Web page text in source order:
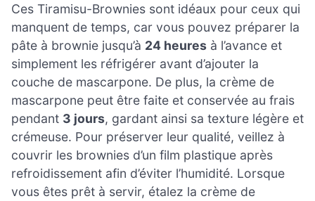
Ces Tiramisu-Brownies sont idéaux pour ceux qui
manquent de temps, car vous pouvez préparer la
pâte à brownie jusqu’à 24 heures à l’avance et
simplement les réfrigérer avant d’ajouter la
couche de mascarpone. De plus, la crème de
mascarpone peut être faite et conservée au frais
pendant 3 jours, gardant ainsi sa texture légère et
crémeuse. Pour préserver leur qualité, veillez à
couvrir les brownies d’un film plastique après
refroidissement afin d’éviter l’humidité. Lorsque
vous êtes prêt à servir, étalez la crème de